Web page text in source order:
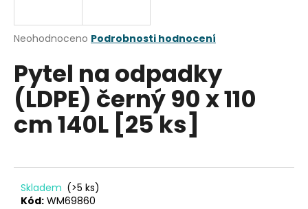
Průměrné
produktu
je
0,0
z
5
hvězdiček.
Neohodnoceno Podrobnosti hodnocení
Pytel na odpadky
(LDPE) černý 90 x 110
cm 140L [25 ks]
Skladem (>5 ks)
Kód: WM69860
j
t
?